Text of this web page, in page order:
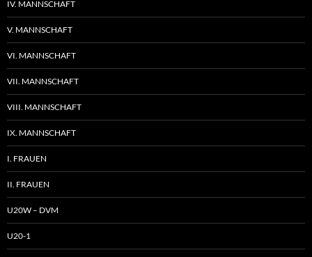
IV. MANNSCHAFT
V. MANNSCHAFT
VI. MANNSCHAFT
VII. MANNSCHAFT
VIII. MANNSCHAFT
IX. MANNSCHAFT
I. FRAUEN
II. FRAUEN
U20W – DVM
U20-1